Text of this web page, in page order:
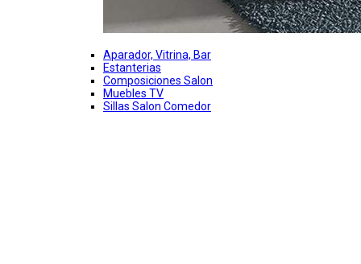
Aparador, Vitrina, Bar
Estanterias
Composiciones Salon
Muebles TV
Sillas Salon Comedor